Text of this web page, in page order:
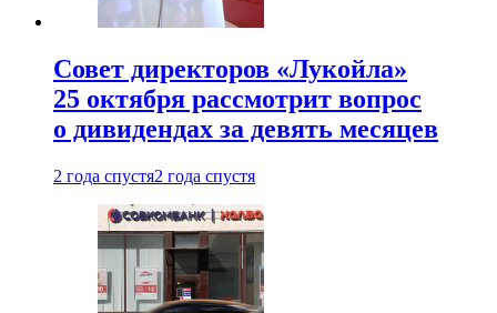
Совет директоров «Лукойла»
25 октября рассмотрит вопрос
о дивидендах за девять месяцев
2 года спустя2 года спустя